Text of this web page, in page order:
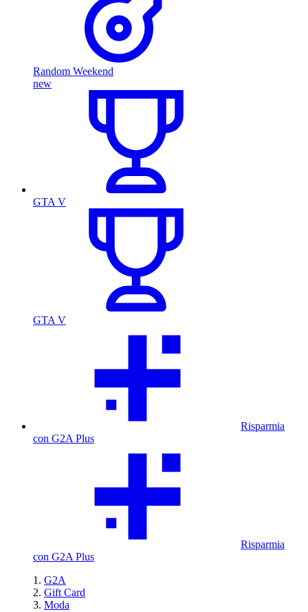
Random Weekend
new
GTA V
GTA V
Risparmia
con G2A Plus
Risparmia
con G2A Plus
G2A
Gift Card
Moda